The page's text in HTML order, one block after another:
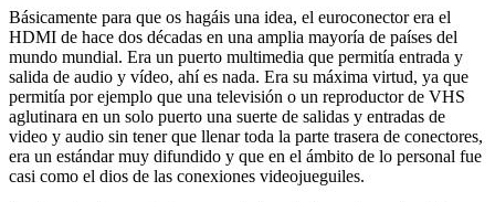
Básicamente para que os hagáis una idea, el euroconector era el
HDMI de hace dos décadas en una amplia mayoría de países del
mundo mundial. Era un puerto multimedia que permitía entrada y
salida de audio y vídeo, ahí es nada. Era su máxima virtud, ya que
permitía por ejemplo que una televisión o un reproductor de VHS
aglutinara en un solo puerto una suerte de salidas y entradas de
video y audio sin tener que llenar toda la parte trasera de conectores,
era un estándar muy difundido y que en el ámbito de lo personal fue
casi como el dios de las conexiones videojueguiles.